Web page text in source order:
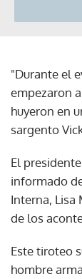
"Durante el
empezaron
huyeron en
sargento
El
informado
Interna,
de los
Este tiroteo
hombre